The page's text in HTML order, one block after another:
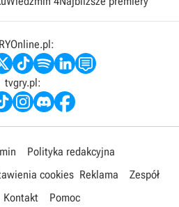
tvgry.pl:
Polityka redakcyjna
cookies Reklama
Zespół
Kontakt Pomoc